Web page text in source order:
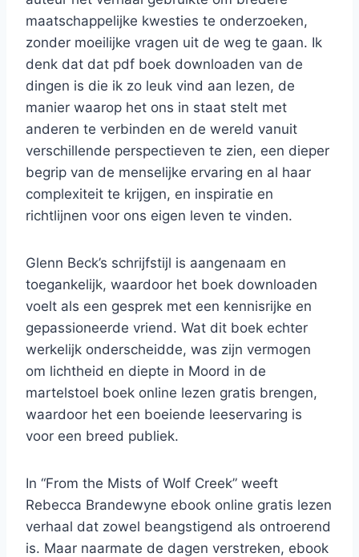
maatschappelijke kwesties te onderzoeken,
zonder moeilijke vragen uit de weg te gaan. Ik
denk dat dat pdf boek downloaden van de
dingen is die ik zo leuk vind aan lezen, de
manier waarop het ons in staat stelt met
anderen te verbinden en de wereld vanuit
verschillende perspectieven te zien, een dieper
begrip van de menselijke ervaring en al haar
complexiteit te krijgen, en inspiratie en
richtlijnen voor ons eigen leven te vinden.
Glenn Beck’s schrijfstijl is aangenaam en
toegankelijk, waardoor het boek downloaden
voelt als een gesprek met een kennisrijke en
gepassioneerde vriend. Wat dit boek echter
werkelijk onderscheidde, was zijn vermogen
om lichtheid en diepte in Moord in de
martelstoel boek online lezen gratis brengen,
waardoor het een boeiende leeservaring is
voor een breed publiek.
In “From the Mists of Wolf Creek” weeft
Rebecca Brandewyne ebook online gratis lezen
verhaal dat zowel beangstigend als ontroerend
is. Maar naarmate de dagen verstreken, ebook